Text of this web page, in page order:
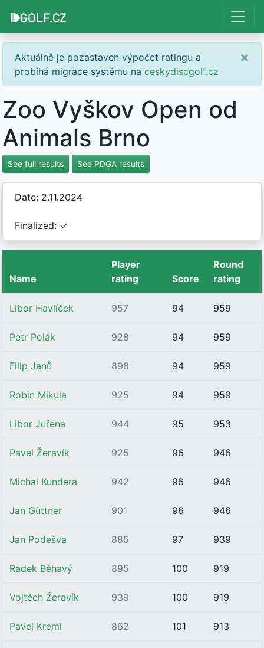
Aktuálně je pozastaven výpočet ratingu a
probíhá migrace systému na ceskydiscgolf.cz
×
Zoo Vyškov Open od
Animals Brno
See full results See PDGA results
Date: 2.11.2024
Finalized: ✓
Name
Player
rating
Score
Round
rating
Libor Havlíček 957 94 959
Petr Polák 928 94 959
Filip Janů 898 94 959
Robin Mikula 925 94 959
Libor Juřena 944 95 953
Pavel Žeravík 925 96 946
Michal Kundera 942 96 946
Jan Güttner 901 96 946
Jan Podešva 885 97 939
Radek Běhavý 895 100 919
Vojtěch Žeravík 939 100 919
Pavel Kreml 862 101 913